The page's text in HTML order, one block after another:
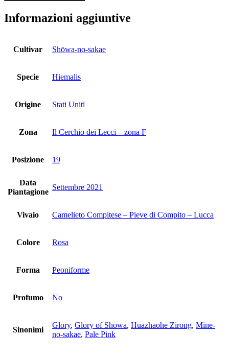
Informazioni aggiuntive
Cultivar Shōwa-no-sakae
Specie Hiemalis
Origine Stati Uniti
Zona Il Cerchio dei Lecci – zona F
Posizione 19
Data
Piantagione
Settembre 2021
Vivaio Camelieto Compitese – Pieve di Compito – Lucca
Colore Rosa
Forma Peoniforme
Profumo No
Sinonimi
Glory, Glory of Showa, Huazhaohe Zirong, Mine-
no-sakae, Pale Pink